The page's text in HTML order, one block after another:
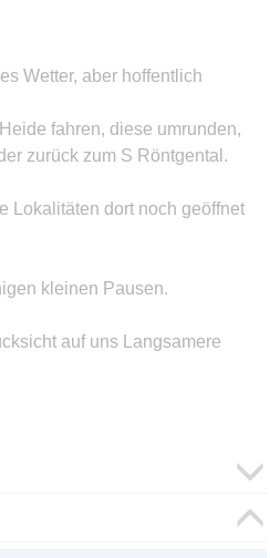
Wetter, aber hoffentlich
fahren, diese umrunden,
zurück zum S Röntgental.
Lokalitäten dort noch geöffnet
kleinen Pausen.
auf uns Langsamere